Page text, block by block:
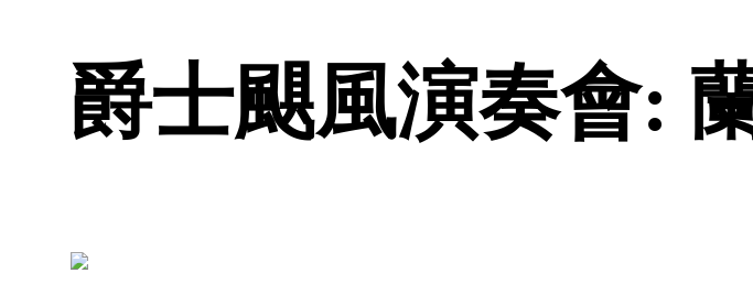
爵士颶風演奏會: